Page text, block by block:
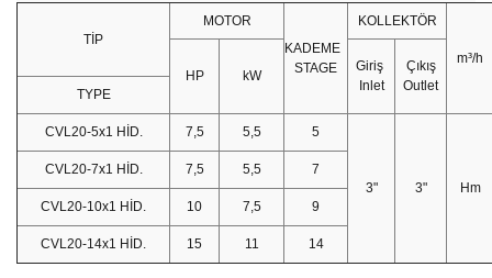
TİP
MOTOR
KADEME
STAGE
KOLLEKTÖR
m³/h
HP
kW
Giriş
Inlet
Çıkış
Outlet
TYPE
CVL20-5x1 HİD. 7,5 5,5 5
3" 3" Hm
CVL20-7x1 HİD. 7,5 5,5 7
CVL20-10x1 HİD. 10 7,5 9
CVL20-14x1 HİD. 15 11 14